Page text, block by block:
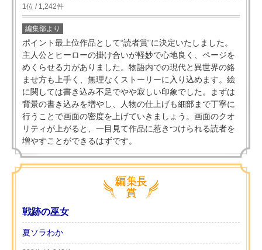
1位 / 1,242件
編集部より
ポイント最上位作品として“読者賞”に決定いたしました。
主人公とヒーローの掛け合いが軽妙で心地良く、ページを
めくらせる力がありました。物語内での現代と異世界の絡
ませ方も上手く、無理なくストーリーに入り込めます。絵
に関しては書き込み不足でやや寂しい印象でした。まずは
背景の書き込みを増やし、人物の仕上げも細部まで丁寧に
行うことで画面の密度を上げていきましょう。画面のクオ
リティが上がると、一目見て作品に惹きつけられる読者を
増やすことができるはずです。
戦跡の巫女
夏ソラわか